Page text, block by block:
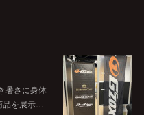
暑さに身体
品を展示…